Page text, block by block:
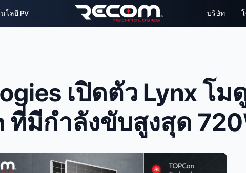
โลยี PV บริษัท
เปิดตัว Lynx โม
ที่มีกำลังขับสูงสุด